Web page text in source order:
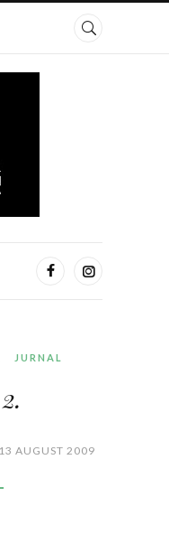
JURNAL
13 AUGUST 2009